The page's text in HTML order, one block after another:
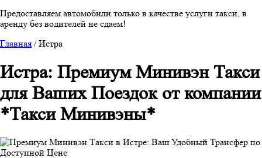
Предоставляем автомобили только в качестве услуги такси, в
аренду без водителей не сдаем!
Главная /Истра
Истра: Премиум Минивэн Такси
для Ваших Поездок от компании
*Такси Минивэны*